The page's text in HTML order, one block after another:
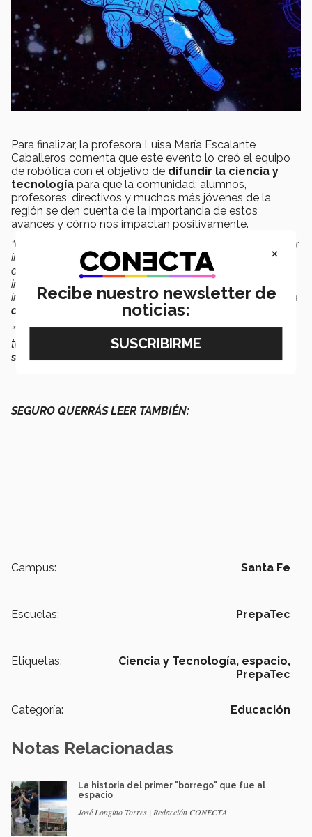
Para finalizar, la profesora Luisa María Escalante
Caballeros comenta que este evento lo creó el equipo
de robótica con el objetivo de difundir la ciencia y
tecnología para que la comunidad: alumnos,
profesores, directivos y muchos más jóvenes de la
región se den cuenta de la importancia de estos
avances y cómo nos impactan positivamente.
“Con este tipo de eventos donde se habla de temas súper
interesantes de ciencias, nuestros alumnos ven una
aplicación real de lo que discutimos en clase, conocen e
interactúan con personas que tuvieron su edad e
inquietudes relacionadas con estudiar algo relacionado a
ciencias
“Y adquieren conocimiento valioso que permite que lo
transmitan a sus círculos más cercanos y
su comunidad”,enfatizó.
SEGURO QUERRÁS LEER TAMBIÉN:
Campus: Santa Fe
Escuelas: PrepaTec
Etiquetas: Ciencia y Tecnología, espacio,
PrepaTec
Categoría: Educación
Notas Relacionadas
La historia del primer "borrego" que fue al
espacio
José Longino Torres | Redacción CONECTA
×
Recibe nuestro newsletter de
noticias: